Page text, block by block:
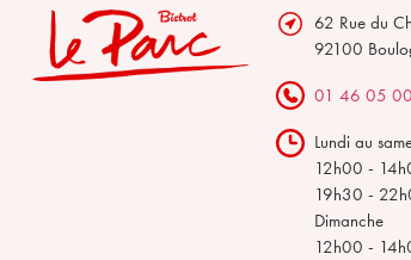
62 Rue du
92100
01 46 05
Lundi au
12h00 -
19h30 -
Dimanche
12h00 -